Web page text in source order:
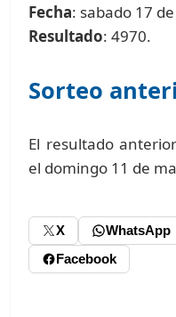
Fecha: sabado 17
Resultado: 4970.
Sorteo
El resultado
el domingo 11 de
X WhatsApp
Facebook